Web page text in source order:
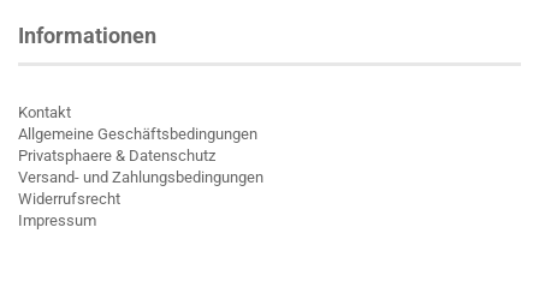
Informationen
Kontakt
Allgemeine Geschäftsbedingungen
Privatsphaere & Datenschutz
Versand- und Zahlungsbedingungen
Widerrufsrecht
Impressum